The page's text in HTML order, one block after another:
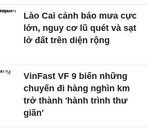
Lào Cai cảnh báo mưa cực
lớn, nguy cơ lũ quét và sạt
lở đất trên diện rộng
VinFast VF 9 biến những
chuyến đi hàng nghìn km
trở thành 'hành trình thư
giãn'